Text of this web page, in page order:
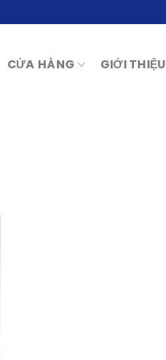
CỬA HÀNG GIỚI THIỆU